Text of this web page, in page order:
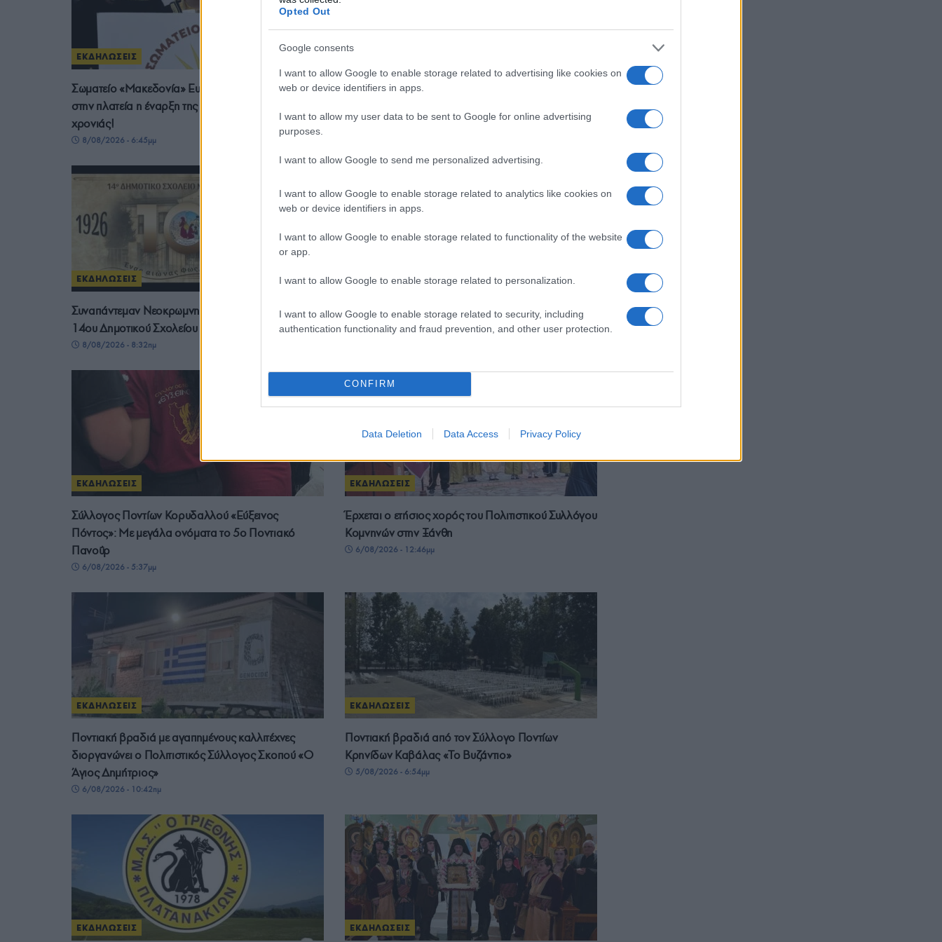
Opted Out
Google consents
I want to allow Google to enable storage related to advertising like cookies on
web or device identifiers in apps.
I want to allow my user data to be sent to Google for online advertising
purposes.
I want to allow Google to send me personalized advertising.
I want to allow Google to enable storage related to analytics like cookies on
web or device identifiers in apps.
I want to allow Google to enable storage related to functionality of the website
or app.
I want to allow Google to enable storage related to personalization.
I want to allow Google to enable storage related to security, including
authentication functionality and fraud prevention, and other user protection.
CONFIRM
Data Deletion Data Access Privacy Policy
ΕΚΔΗΛΩΣΕΙΣ
Σωματείο «Μακεδονία» Ευκαρπίας: Με μουχαπέτ’
στην πλατεία η έναρξη της νέας πολιτιστικής
χρονιάς!
8/08/2026 - 6:45μμ
Ένωση Ποντίων Πολίχνης: 15ες Ποντιακές Μνήμες
8/08/2026 - 11:08πμ
ΕΚΔΗΛΩΣΕΙΣ
Συναπάντεμαν Νεοκρωμνητών και μαθητών του
14ου Δημοτικού Σχολείου Δράμας
8/08/2026 - 8:32πμ
ΕΚΔΗΛΩΣΕΙΣ
Γενοκτονία των Ασσυρίων: Εκδήλωση μνήμης στις 7
Αυγούστου στο Αιγάλεω
ΕΚΔΗΛΩΣΕΙΣ
Σύλλογος Ποντίων Κορυδαλλού «Εύξεινος
Πόντος»: Με μεγάλα ονόματα το 5ο Ποντιακό
Πανοΰρ
6/08/2026 - 5:37μμ
ΕΚΔΗΛΩΣΕΙΣ
Έρχεται ο ετήσιος χορός του Πολιτιστικού Συλλόγου
Κομνηνών στην Ξάνθη
6/08/2026 - 12:46μμ
ΕΚΔΗΛΩΣΕΙΣ
Ποντιακή βραδιά με αγαπημένους καλλιτέχνες
διοργανώνει ο Πολιτιστικός Σύλλογος Σκοπού «Ο
Άγιος Δημήτριος»
6/08/2026 - 10:42πμ
ΕΚΔΗΛΩΣΕΙΣ
Ποντιακή βραδιά από τον Σύλλογο Ποντίων
Κρηνίδων Καβάλας «Το Βυζάντιο»
5/08/2026 - 6:54μμ
ΕΚΔΗΛΩΣΕΙΣ ΕΚΔΗΛΩΣΕΙΣ